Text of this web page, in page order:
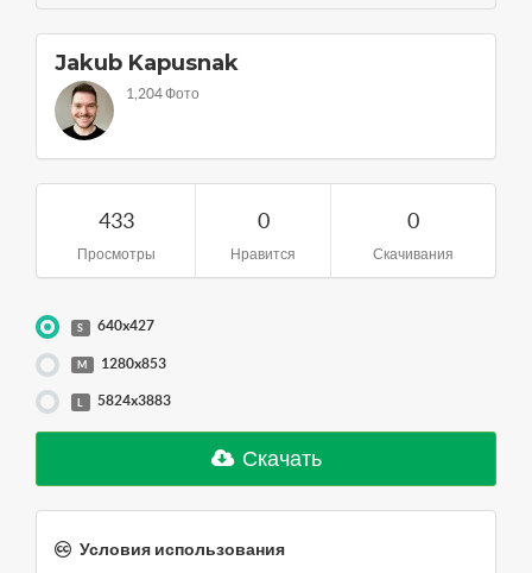
Jakub Kapusnak
1,204 Фото
433
Просмотры
0
Нравится
0
Скачивания
S 640x427
M 1280x853
L 5824x3883
Скачать
Условия использования